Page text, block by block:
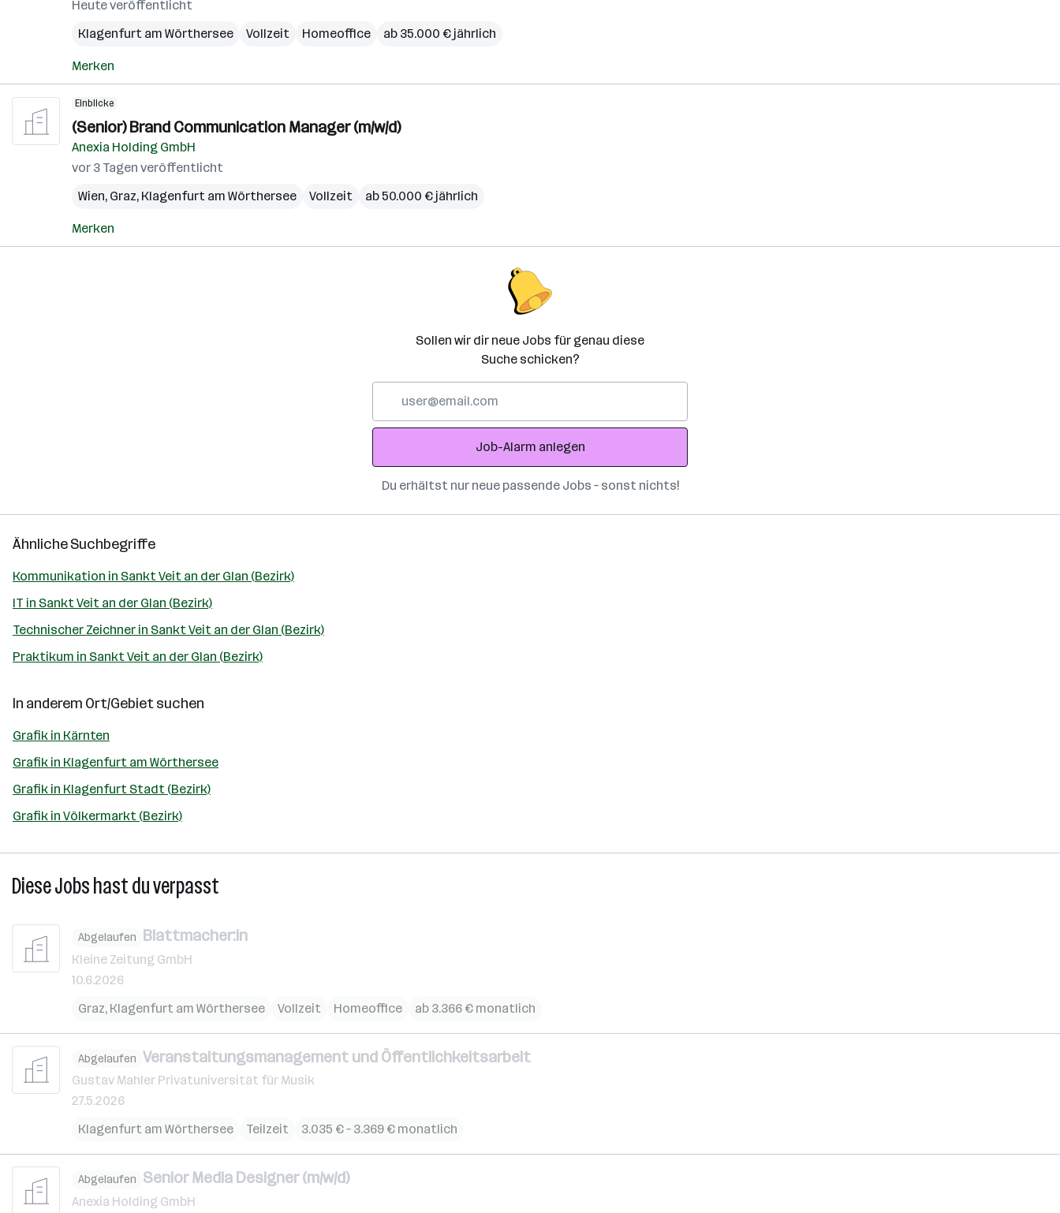
Heute veröffentlicht
Klagenfurt am Wörthersee
Vollzeit Homeoffice ab 35.000 € jährlich
Merken
Einblicke
(Senior) Brand Communication Manager (m/w/d)
Anexia Holding GmbH
vor 3 Tagen veröffentlicht
Wien, Graz, Klagenfurt am Wörthersee Vollzeit ab 50.000 € jährlich
Merken
Sollen wir dir neue Jobs für genau diese
Suche schicken?
Adresse
Job-Alarm anlegen
Du erhältst nur neue passende Jobs – sonst nichts!
Ähnliche Suchbegriffe
Kommunikation in Sankt Veit an der Glan (Bezirk)
IT in Sankt Veit an der Glan (Bezirk)
Technischer Zeichner in Sankt Veit an der Glan (Bezirk)
Praktikum in Sankt Veit an der Glan (Bezirk)
In anderem Ort/Gebiet suchen
Grafik in Kärnten
Grafik in Klagenfurt am Wörthersee
Grafik in Klagenfurt Stadt (Bezirk)
Grafik in Völkermarkt (Bezirk)
Diese Jobs hast du verpasst
Abgelaufen Blattmacher:in
Kleine Zeitung GmbH
10.6.2026
Graz, Klagenfurt am Wörthersee Vollzeit Homeoffice ab 3.366 € monatlich
Abgelaufen Veranstaltungsmanagement und Öffentlichkeitsarbeit
Gustav Mahler Privatuniversität für Musik
27.5.2026
Klagenfurt am Wörthersee
Teilzeit 3.035 € – 3.369 € monatlich
Abgelaufen Senior Media Designer (m/w/d)
Anexia Holding GmbH